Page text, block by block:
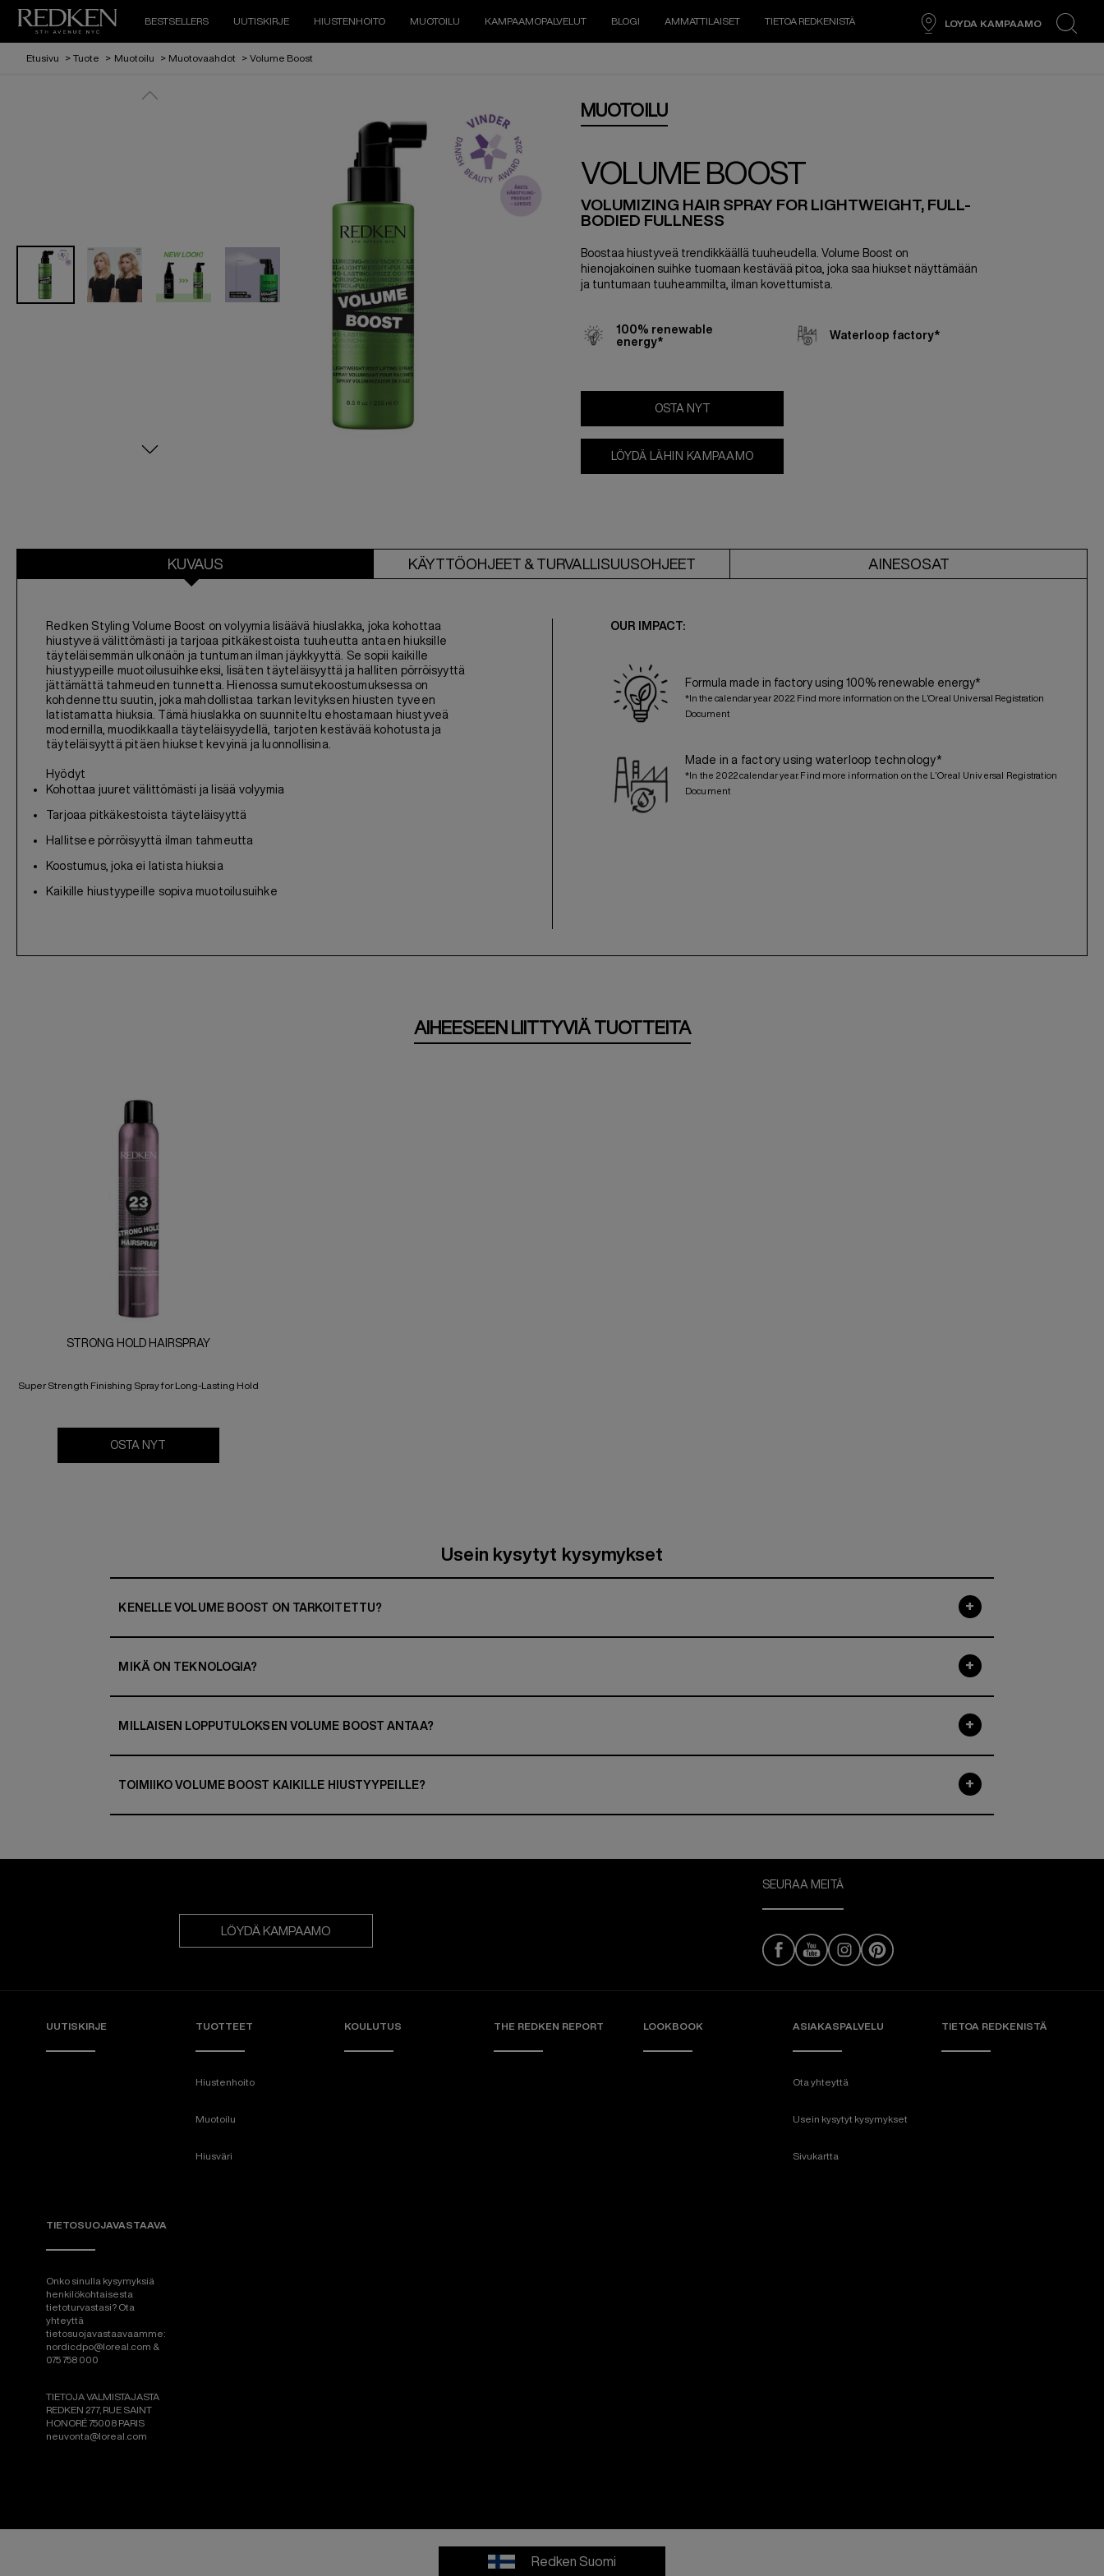
BESTSELLERS UUTISKIRJE HIUSTENHOITO MUOTOILU KAMPAAMOPALVELUT BLOGI AMMATTILAISET TIETOA REDKENISTÄ
LOYDA KAMPAAMO
search
Etusivu > Tuote > Muotoilu > Muotovaahdot > Volume Boost
MUOTOILU
VOLUME BOOST
VOLUMIZING HAIR SPRAY FOR LIGHTWEIGHT, FULL-
BODIED FULLNESS
Boostaa hiustyveä trendikkäällä tuuheudella. Volume Boost on
hienojakoinen suihke tuomaan kestävää pitoa, joka saa hiukset näyttämään
ja tuntumaan tuuheammilta, ilman kovettumista.
100% renewable
energy*
Waterloop factory*
OSTA NYT
LÖYDÄ LÄHIN KAMPAAMO
KUVAUS KÄYTTÖOHJEET & TURVALLISUUSOHJEET AINESOSAT
Redken Styling Volume Boost on volyymia lisäävä hiuslakka, joka kohottaa
hiustyveä välittömästi ja tarjoaa pitkäkestoista tuuheutta antaen hiuksille
täyteläisemmän ulkonäön ja tuntuman ilman jäykkyyttä. Se sopii kaikille
hiustyypeille muotoilusuihkeeksi, lisäten täyteläisyyttä ja halliten pörröisyyttä
jättämättä tahmeuden tunnetta. Hienossa sumutekoostumuksessa on
kohdennettu suutin, joka mahdollistaa tarkan levityksen hiusten tyveen
latistamatta hiuksia. Tämä hiuslakka on suunniteltu ehostamaan hiustyveä
modernilla, muodikkaalla täyteläisyydellä, tarjoten kestävää kohotusta ja
täyteläisyyttä pitäen hiukset kevyinä ja luonnollisina.
Hyödyt
Kohottaa juuret välittömästi ja lisää volyymia
Tarjoaa pitkäkestoista täyteläisyyttä
Hallitsee pörröisyyttä ilman tahmeutta
Koostumus, joka ei latista hiuksia
Kaikille hiustyypeille sopiva muotoilusuihke
OUR IMPACT:
Formula made in factory using 100% renewable energy*
*In the calendar year 2022. Find more information on the L’Oreal Universal Registration
Document
Made in a factory using waterloop technology*
*In the 2022 calendar year. Find more information on the L’Oreal Universal Registration
Document
AIHEESEEN LIITTYVIÄ TUOTTEITA
STRONG HOLD HAIRSPRAY
Super Strength Finishing Spray for Long-Lasting Hold
OSTA NYT
Usein kysytyt kysymykset
KENELLE VOLUME BOOST ON TARKOITETTU?
MIKÄ ON TEKNOLOGIA?
MILLAISEN LOPPUTULOKSEN VOLUME BOOST ANTAA?
TOIMIIKO VOLUME BOOST KAIKILLE HIUSTYYPEILLE?
LÖYDÄ KAMPAAMO
SEURAA MEITÄ
UUTISKIRJE TUOTTEET
Hiustenhoito
Muotoilu
Hiusväri
KOULUTUS THE REDKEN REPORT LOOKBOOK ASIAKASPALVELU
Ota yhteyttä
Usein kysytyt kysymykset
Sivukartta
TIETOA REDKENISTÄ
TIETOSUOJAVASTAAVA
Onko sinulla kysymyksiä
henkilökohtaisesta
tietoturvastasi? Ota
yhteyttä
tietosuojavastaavaamme:
nordicdpo@loreal.com &
075 758 000
TIETOJA VALMISTAJASTA
REDKEN 277, RUE SAINT
HONORÉ 75008 PARIS
neuvonta@loreal.com
Redken Suomi